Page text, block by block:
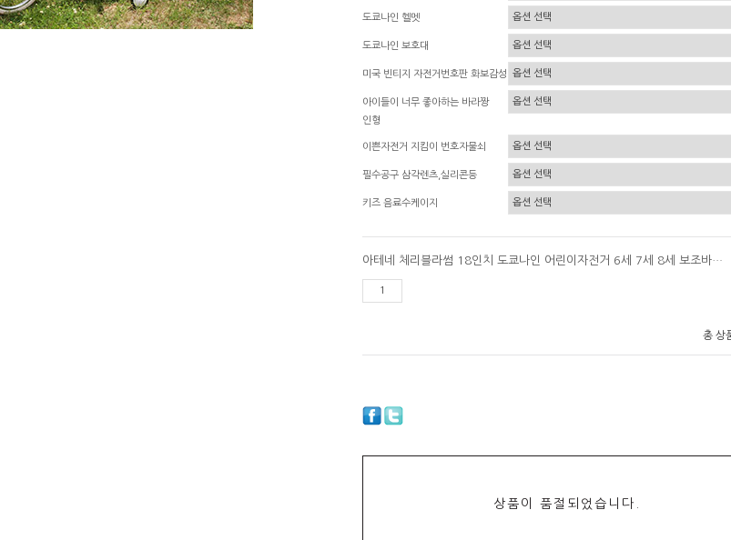
도쿄나인 헬멧
도쿄나인 보호대
미국 빈티지 자전거번호판 화보감성
아이들이 너무 좋아하는 바라짱
인형
이쁜자전거 지킴이 번호자물쇠
필수공구 삼각렌츠,실리콘등
키즈 음료수케이지
아테네 체리블라썸 18인치 도쿄나인 어린이자전거 6세 7세 8세 보조바퀴 네발자전거
총 상
상품이 품절되었습니다.